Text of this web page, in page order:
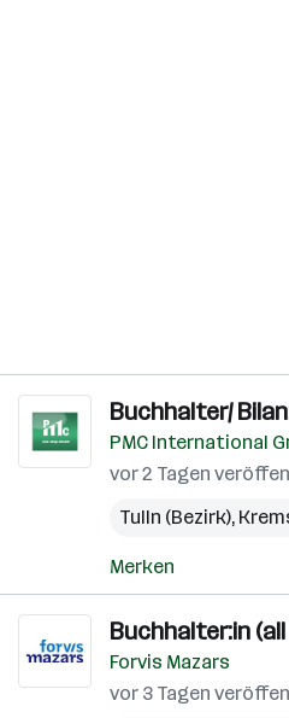
Buchhalter/
PMC International
vor 2 Tagen
Tulln (Bezirk),
Merken
Buchhalter:in
Forvis Mazars
vor 3 Tagen